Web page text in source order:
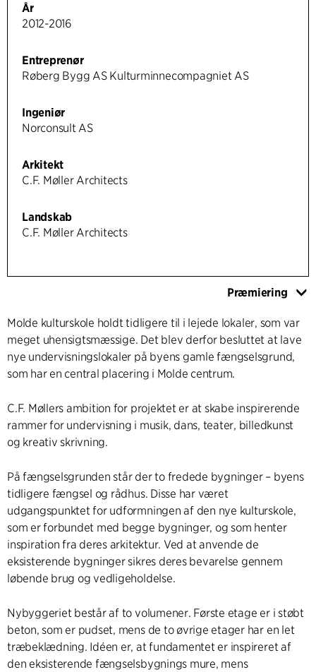
År
2012-2016
Entreprenør
Røberg Bygg AS Kulturminnecompagniet AS
Ingeniør
Norconsult AS
Arkitekt
C.F. Møller Architects
Landskab
C.F. Møller Architects
Præmiering
Molde kulturskole holdt tidligere til i lejede lokaler, som var
meget uhensigtsmæssige. Det blev derfor besluttet at lave
nye undervisningslokaler på byens gamle fængselsgrund,
som har en central placering i Molde centrum.
C.F. Møllers ambition for projektet er at skabe inspirerende
rammer for undervisning i musik, dans, teater, billedkunst
og kreativ skrivning.
På fængselsgrunden står der to fredede bygninger – byens
tidligere fængsel og rådhus. Disse har været
udgangspunktet for udformningen af den nye kulturskole,
som er forbundet med begge bygninger, og som henter
inspiration fra deres arkitektur. Ved at anvende de
eksisterende bygninger sikres deres bevarelse gennem
løbende brug og vedligeholdelse.
Nybyggeriet består af to volumener. Første etage er i støbt
beton, som er pudset, mens de to øvrige etager har en let
træbeklædning. Idéen er, at fundamentet er inspireret af
den eksisterende fængselsbygnings mure, mens